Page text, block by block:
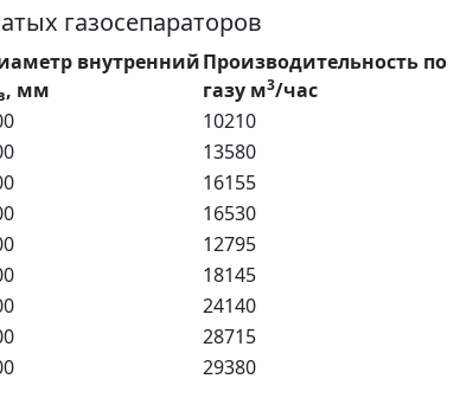
газосепараторов
внутренний
, мм
Производительность по
газу м3/час
10210
13580
16155
16530
12795
18145
24140
28715
29380